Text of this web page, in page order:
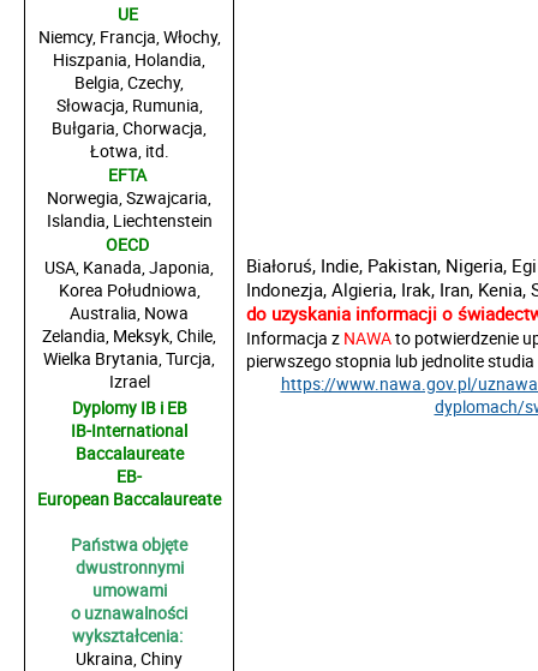
UE
Niemcy, Francja, Włochy,
Hiszpania, Holandia,
Belgia, Czechy,
Słowacja, Rumunia,
Bułgaria, Chorwacja,
Łotwa, itd.
EFTA
Norwegia, Szwajcaria,
Islandia, Liechtenstein
OECD
USA, Kanada, Japonia,
Korea Południowa,
Australia, Nowa
Zelandia, Meksyk, Chile,
Wielka Brytania, Turcja,
Izrael
Dyplomy IB i EB
IB-International
Baccalaureate
EB-
European Baccalaureate
Państwa objęte
dwustronnymi
umowami
o uznawalności
wykształcenia:
Ukraina, Chiny
Białoruś, Indie, Pakistan, Nigeria,
Indonezja, Algieria, Irak, Iran, Kenia,
do uzyskania informacji o
Informacja z NAWAto potwierdzenie
pierwszego stopnia lub jednolite
https://www.nawa.gov.pl/
dyplomach/